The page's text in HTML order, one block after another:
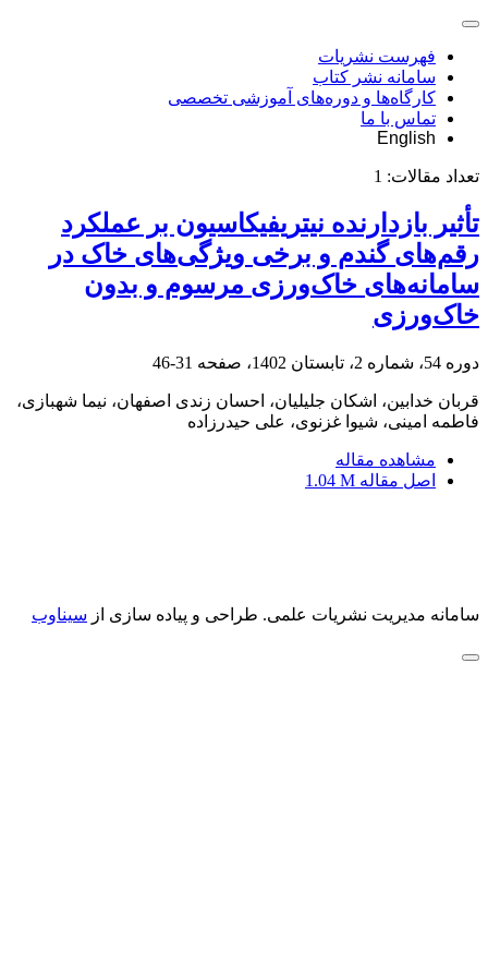
فهرست نشریات
سامانه نشر کتاب
کارگاه‌ها و دوره‌های آموزشی تخصصی
تماس با ما
English
تعداد مقالات: 1
تأثیر بازدارنده نیتریفیکاسیون بر عملکرد
رقم‌های گندم و برخی ویژگی‌های خاک در
سامانه‌های خاک‌ورزی مرسوم و بدون
خاک‌ورزی
دوره 54، شماره 2، تابستان 1402، صفحه 31-46
قربان خدابین، اشکان جلیلیان، احسان زندی اصفهان، نیما شهبازی،
فاطمه امینی، شیوا غزنوی، علی حیدرزاده
مشاهده مقاله
اصل مقاله 1.04 M
سامانه مدیریت نشریات علمی. طراحی و پیاده سازی از سیناوب